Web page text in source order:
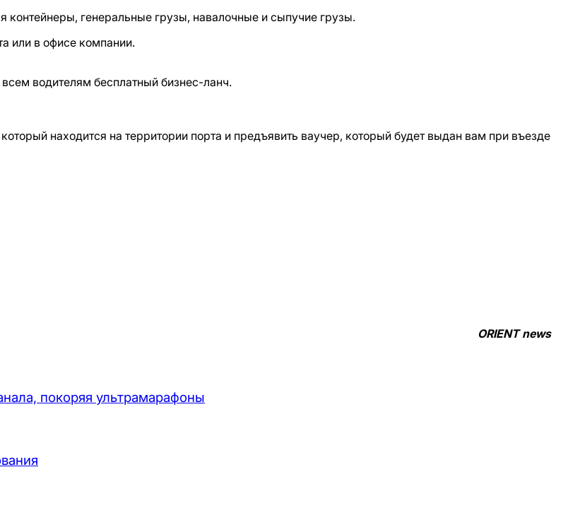
контейнеры, генеральные грузы, навалочные и сыпучие грузы.
или в офисе компании.
водителям бесплатный бизнес-ланч.
находится на территории порта и предъявить ваучер, который будет выдан вам при въезде
ORIENT news
покоряя ультрамарафоны